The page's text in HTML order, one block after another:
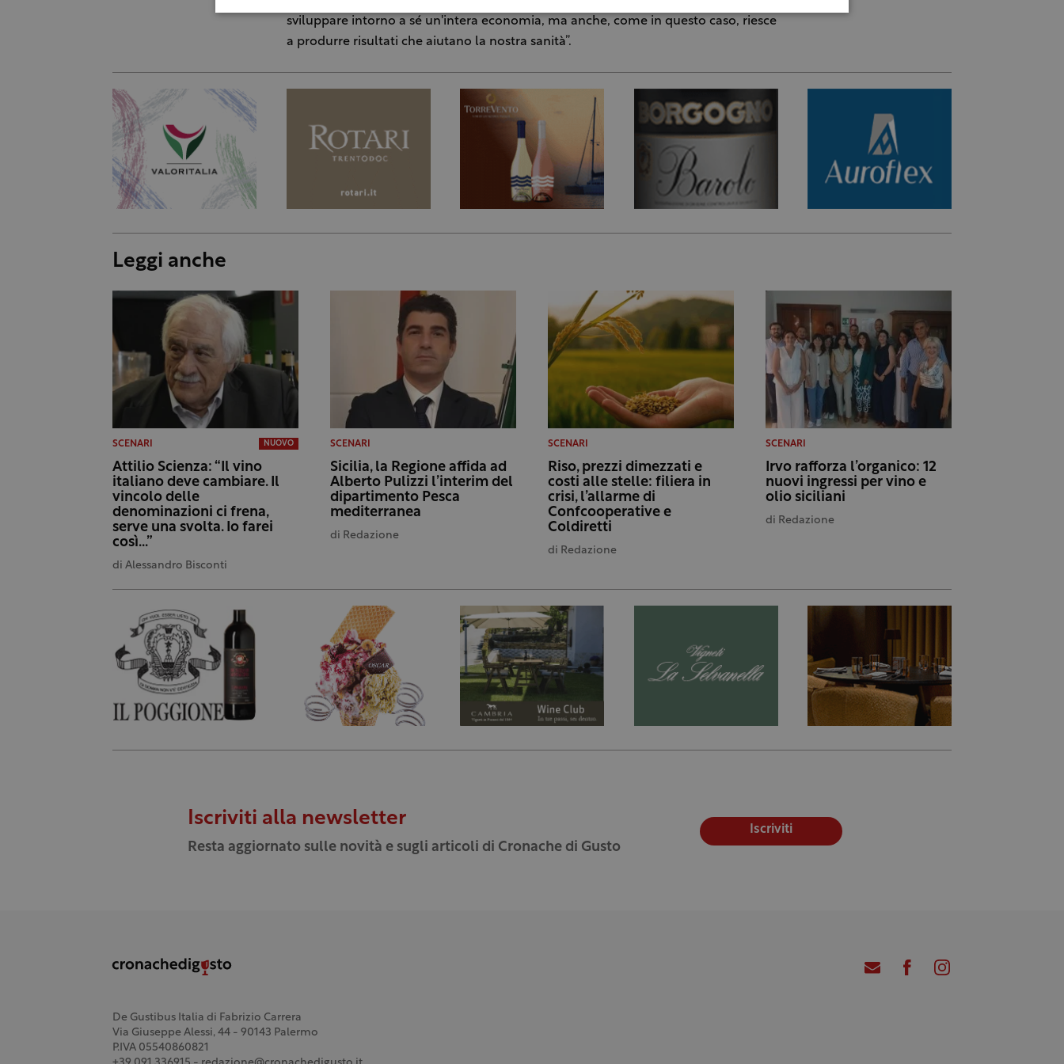
sviluppare intorno a sé un'intera economia, ma anche, come in questo caso, riesce
a produrre risultati che aiutano la nostra sanità”.
Leggi anche
SCENARI NUOVO
Attilio Scienza: “Il vino
italiano deve cambiare. Il
vincolo delle
denominazioni ci frena,
serve una svolta. Io farei
così…”
di Alessandro Bisconti
SCENARI
Sicilia, la Regione affida ad
Alberto Pulizzi l’interim del
dipartimento Pesca
mediterranea
di Redazione
SCENARI
Riso, prezzi dimezzati e
costi alle stelle: filiera in
crisi, l’allarme di
Confcooperative e
Coldiretti
di Redazione
SCENARI
Irvo rafforza l’organico: 12
nuovi ingressi per vino e
olio siciliani
di Redazione
Iscriviti alla newsletter
Resta aggiornato sulle novità e sugli articoli di Cronache di Gusto
Iscriviti
De Gustibus Italia di Fabrizio Carrera
Via Giuseppe Alessi, 44 - 90143 Palermo
P.IVA 05540860821